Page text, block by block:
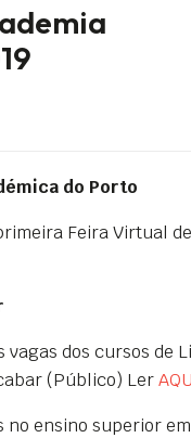
do Porto
Feira Virtual
vagas dos cursos de
(Público) Ler
no ensino superior